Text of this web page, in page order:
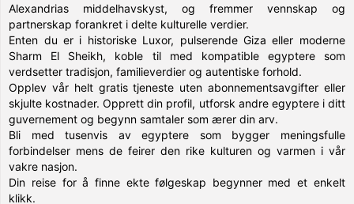
Alexandrias middelhavskyst, og fremmer vennskap og
partnerskap forankret i delte kulturelle verdier.
Enten du er i historiske Luxor, pulserende Giza eller moderne
Sharm El Sheikh, koble til med kompatible egyptere som
verdsetter tradisjon, familieverdier og autentiske forhold.
Opplev vår helt gratis tjeneste uten abonnementsavgifter eller
skjulte kostnader. Opprett din profil, utforsk andre egyptere i ditt
guvernement og begynn samtaler som ærer din arv.
Bli med tusenvis av egyptere som bygger meningsfulle
forbindelser mens de feirer den rike kulturen og varmen i vår
vakre nasjon.
Din reise for å finne ekte følgeskap begynner med et enkelt
klikk.